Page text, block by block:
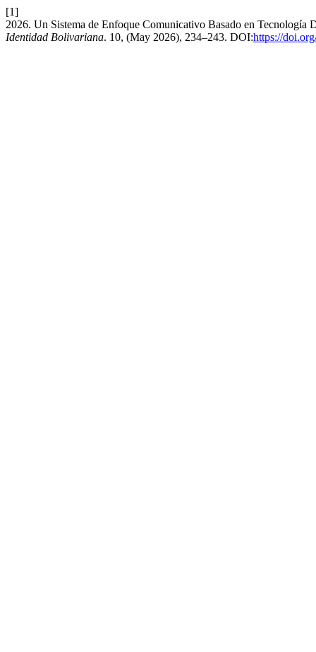
[1]
2026. Un Sistema de Enfoque Comunicativo Basado en Tecnología
Identidad Bolivariana. 10, (May 2026), 234–243. DOI:https://